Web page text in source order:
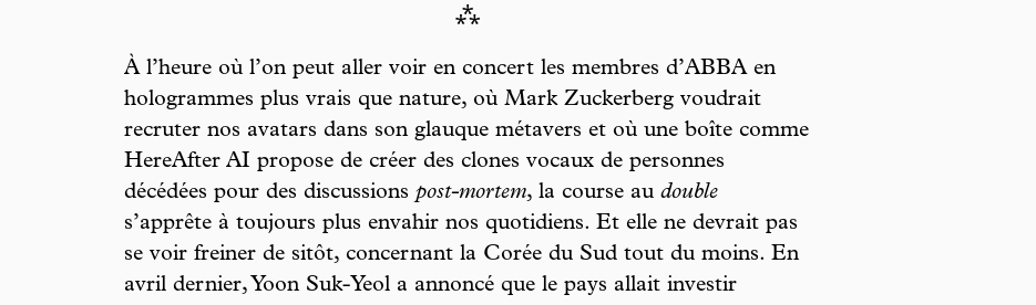
⁂
À l’heure où l’on peut aller voir en concert les membres d’ABBA en
hologrammes plus vrais que nature, où Mark Zuckerberg voudrait
recruter nos avatars dans son glauque métavers et où une boîte comme
HereAfter AI propose de créer des clones vocaux de personnes
décédées pour des discussions post-mortem, la course au double
s’apprête à toujours plus envahir nos quotidiens. Et elle ne devrait pas
se voir freiner de sitôt, concernant la Corée du Sud tout du moins. En
avril dernier, Yoon Suk-Yeol a annoncé que le pays allait investir